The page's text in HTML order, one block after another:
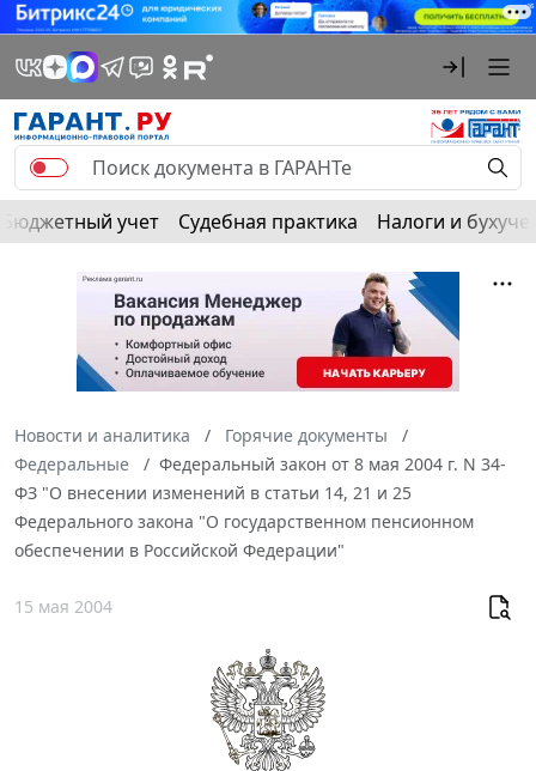
Бюджетный учет Судебная практика Налоги и
Новости и аналитика
Горячие документы
Федеральные
Федеральный закон от 8 мая 2004 г. N 34-
ФЗ "О внесении изменений в статьи 14, 21 и 25
Федерального закона "О государственном пенсионном
обеспечении в Российской Федерации"
15 мая 2004